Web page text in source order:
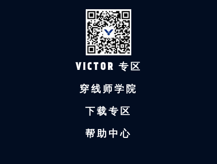
VICTOR 专区
穿线师学院
下载专区
帮助中心